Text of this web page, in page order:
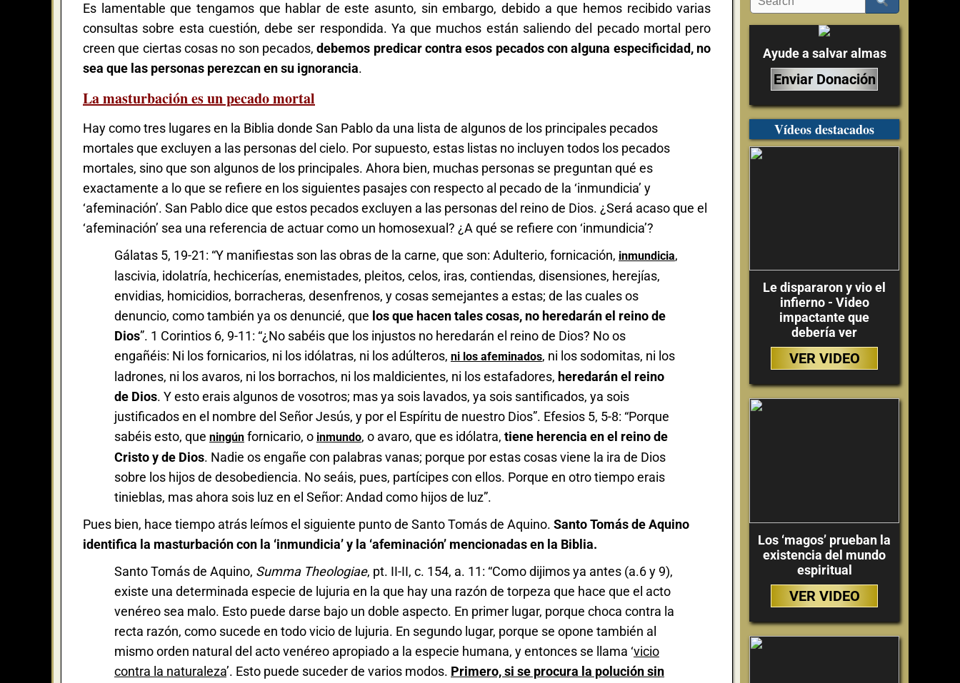
Es lamentable que tengamos que hablar de este asunto, sin embargo, debido a que hemos recibido varias
consultas sobre esta cuestión, debe ser respondida. Ya que muchos están saliendo del pecado mortal pero
creen que ciertas cosas no son pecados,debemos predicar contra esos pecados con alguna especificidad, no
sea que las personas perezcan en su ignorancia.
La masturbación es un pecado mortal
Hay como tres lugares en la Biblia donde San Pablo da una lista de algunos de los principales pecados
mortales que excluyen a las personas del cielo. Por supuesto, estas listas no incluyen todos los pecados
mortales, sino que son algunos de los principales. Ahora bien, muchas personas se preguntan qué es
exactamente a lo que se refiere en los siguientes pasajes con respecto al pecado de la ‘inmundicia’ y
‘afeminación’. San Pablo dice que estos pecados excluyen a las personas del reino de Dios. ¿Será acaso que el
‘afeminación’ sea una referencia de actuar como un homosexual? ¿A qué se refiere con ‘inmundicia’?
Gálatas 5, 19-21: “Y manifiestas son las obras de la carne, que son: Adulterio, fornicación, inmundicia,
lascivia, idolatría, hechicerías, enemistades, pleitos, celos, iras, contiendas, disensiones, herejías,
envidias, homicidios, borracheras, desenfrenos, y cosas semejantes a estas; de las cuales os
denuncio, como también ya os denuncié, que los que hacen tales cosas, no heredarán el reino de
Dios”. 1 Corintios 6, 9-11: “¿No sabéis que los injustos no heredarán el reino de Dios? No os
engañéis: Ni los fornicarios, ni los idólatras, ni los adúlteros, ni los afeminados, ni los sodomitas, ni los
ladrones, ni los avaros, ni los borrachos, ni los maldicientes, ni los estafadores, heredarán el reino
de Dios. Y esto erais algunos de vosotros; mas ya sois lavados, ya sois santificados, ya sois
justificados en el nombre del Señor Jesús, y por el Espíritu de nuestro Dios”. Efesios 5, 5-8: “Porque
sabéis esto, que ningúnfornicario, o inmundo, o avaro, que es idólatra, tiene herencia en el reino de
Cristo y de Dios. Nadie os engañe con palabras vanas; porque por estas cosas viene la ira de Dios
sobre los hijos de desobediencia. No seáis, pues, partícipes con ellos. Porque en otro tiempo erais
tinieblas, mas ahora sois luz en el Señor: Andad como hijos de luz”.
Pues bien, hace tiempo atrás leímos el siguiente punto de Santo Tomás de Aquino. Santo Tomás de Aquino
identifica la masturbación con la ‘inmundicia’ y la ‘afeminación’ mencionadas en la Biblia.
Santo Tomás de Aquino, Summa Theologiae, pt. II-II, c. 154, a. 11: “Como dijimos ya antes (a.6 y 9),
existe una determinada especie de lujuria en la que hay una razón de torpeza que hace que el acto
venéreo sea malo. Esto puede darse bajo un doble aspecto. En primer lugar, porque choca contra la
recta razón, como sucede en todo vicio de lujuria. En segundo lugar, porque se opone también al
mismo orden natural del acto venéreo apropiado a la especie humana, y entonces se llama ‘vicio
contra la naturaleza’. Esto puede suceder de varios modos. Primero, si se procura la polución sin
Ayude a salvar almas
Enviar Donación
Vídeos destacados
Le dispararon y vio el
infierno - Video
impactante que
debería ver
VER VIDEO
Los ‘magos’ prueban la
existencia del mundo
espiritual
VER VIDEO